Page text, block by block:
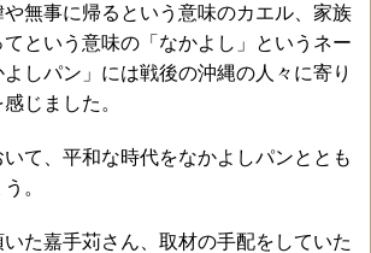
無事に帰るという意味のカエル、家族
という意味の「なかよし」というネー
しパン」には戦後の沖縄の人々に寄り
じました。
て、平和な時代をなかよしパンととも
。
た嘉手苅さん、取材の手配をしていた